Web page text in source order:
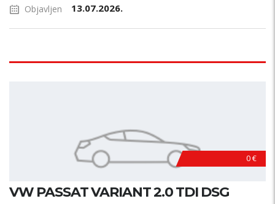
Objavljen 13.07.2026.
0 €
VW PASSAT VARIANT 2.0 TDI DSG